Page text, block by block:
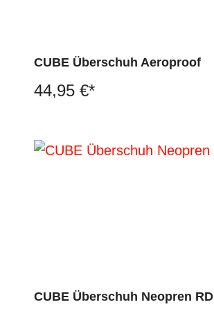
CUBE Überschuh Aeroproof
44,95 €*
CUBE Überschuh Neopren RD